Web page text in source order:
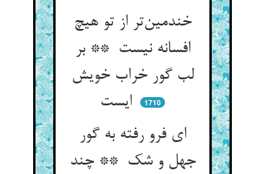
خندمین‌تر از تو هیچ
افسانه نیست ** بر
لب گور خراب خویش
1710
ای فرو رفته به گور
جهل و شک ** چند